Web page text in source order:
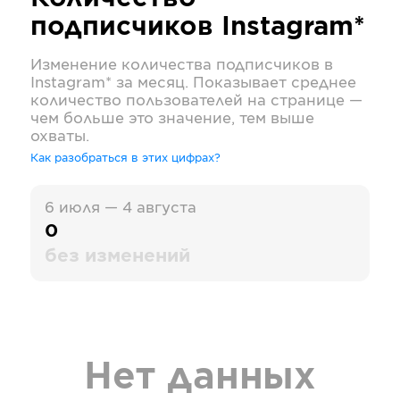
подписчиков
Instagram*
Изменение количества подписчиков в
Instagram* за месяц. Показывает среднее
количество пользователей на странице —
чем больше это значение, тем выше
охваты.
Как разобраться в этих цифрах?
6 июля — 4 августа
0
без изменений
Нет данных